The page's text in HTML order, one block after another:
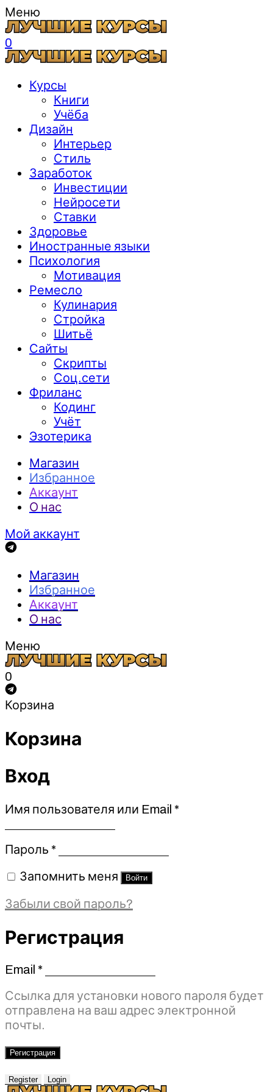
Меню
0
Курсы
Книги
Учёба
Дизайн
Интерьер
Стиль
Заработок
Инвестиции
Нейросети
Ставки
Здоровье
Иностранные языки
Психология
Мотивация
Ремесло
Кулинария
Стройка
Шитьё
Сайты
Скрипты
Соц.сети
Фриланс
Кодинг
Учёт
Эзотерика
Магазин
Избранное
Аккаунт
О нас
Мой аккаунт
Магазин
Избранное
Аккаунт
О нас
Меню
0
Корзина
Корзина
Вход
Имя пользователя или Email *Обязательно
Пароль *Обязательно
Запомнить меня Войти
Забыли свой пароль?
Регистрация
Email *Обязательно
Ссылка для установки нового пароля будет
отправлена ​​на ваш адрес электронной
почты.
Регистрация
Register Login